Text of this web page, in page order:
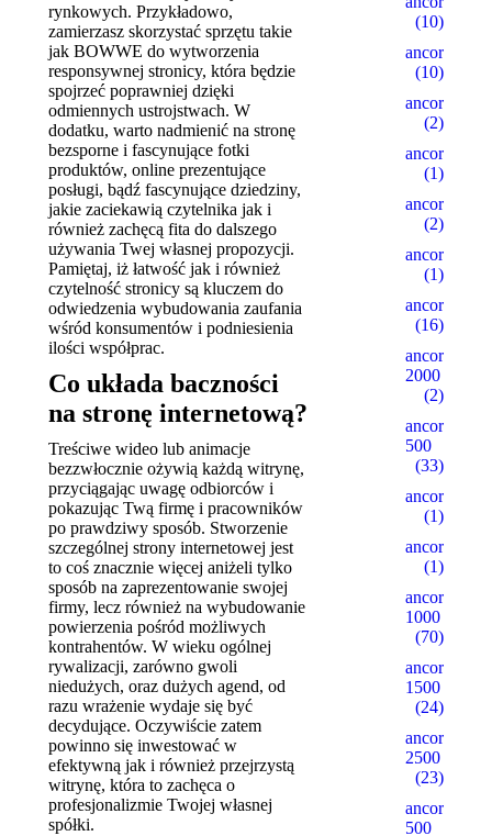
rynkowych. Przykładowo,
zamierzasz skorzystać sprzętu takie
jak BOWWE do wytworzenia
responsywnej stronicy, która będzie
spojrzeć poprawniej dzięki
odmiennych ustrojstwach. W
dodatku, warto nadmienić na stronę
bezsporne i fascynujące fotki
produktów, online prezentujące
posługi, bądź fascynujące dziedziny,
jakie zaciekawią czytelnika jak i
również zachęcą fita do dalszego
używania Twej własnej propozycji.
Pamiętaj, iż łatwość jak i również
czytelność stronicy są kluczem do
odwiedzenia wybudowania zaufania
wśród konsumentów i podniesienia
ilości współprac.
Co układa baczności
na stronę internetową?
Treściwe wideo lub animacje
bezzwłocznie ożywią każdą witrynę,
przyciągając uwagę odbiorców i
pokazując Twą firmę i pracowników
po prawdziwy sposób. Stworzenie
szczególnej strony internetowej jest
to coś znacznie więcej aniżeli tylko
sposób na zaprezentowanie swojej
firmy, lecz również na wybudowanie
powierzenia pośród możliwych
kontrahentów. W wieku ogólnej
rywalizacji, zarówno gwoli
niedużych, oraz dużych agend, od
razu wrażenie wydaje się być
decydujące. Oczywiście zatem
powinno się inwestować w
efektywną jak i również przejrzystą
witrynę, która to zachęca o
profesjonalizmie Twojej własnej
spółki.
(10)
ancor100
(10)
ancor15
(2)
ancor5
(1)
ancor500
(2)
ancorall
(1)
ancorallZ
(16)
ancorallZ
2000
(2)
ancorallZ
500
(33)
ancorallZ1
(1)
(1)
ancorZ
1000
(70)
ancorZ
1500
(24)
ancorZ
2500
(23)
ancorZ
500